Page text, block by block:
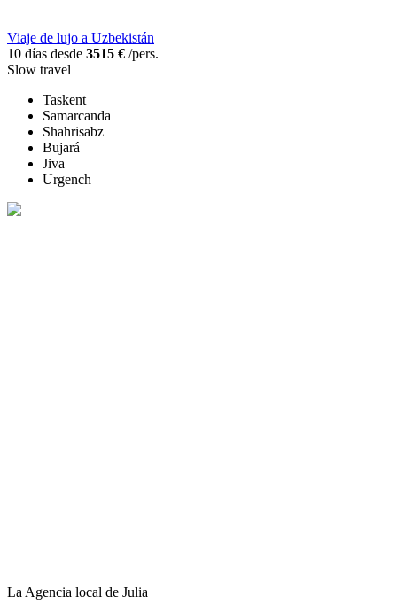
Viaje de lujo a Uzbekistán
10 días desde 3515 € /pers.
Slow travel
Taskent
Samarcanda
Shahrisabz
Bujará
Jiva
Urgench
La Agencia local de Julia